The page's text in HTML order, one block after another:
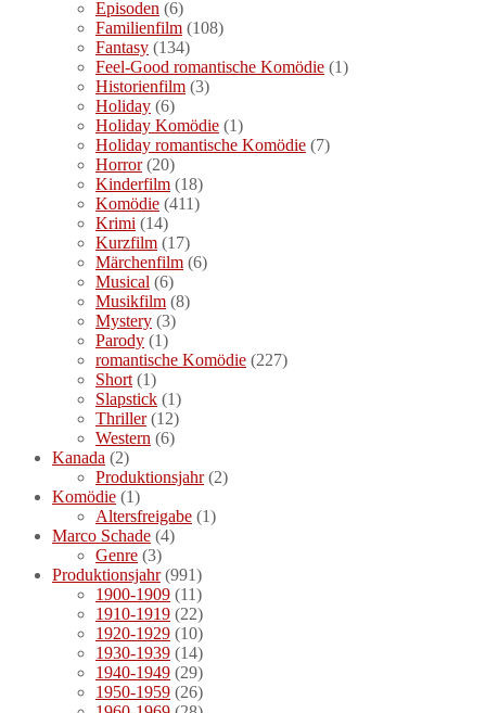
Episoden (6)
Familienfilm (108)
Fantasy (134)
Feel-Good romantische Komödie (1)
Historienfilm (3)
Holiday (6)
Holiday Komödie (1)
Holiday romantische Komödie (7)
Horror(20)
Kinderfilm (18)
Komödie (411)
Krimi (14)
Kurzfilm (17)
Märchenfilm (6)
Musical (6)
Musikfilm (8)
Mystery (3)
Parody (1)
romantische Komödie (227)
Short (1)
Slapstick (1)
Thriller(12)
Western (6)
Kanada (2)
Produktionsjahr(2)
Komödie (1)
Altersfreigabe (1)
Marco Schade (4)
Genre (3)
Produktionsjahr(991)
1900-1909 (11)
1910-1919 (22)
1920-1929 (10)
1930-1939 (14)
1940-1949 (29)
1950-1959 (26)